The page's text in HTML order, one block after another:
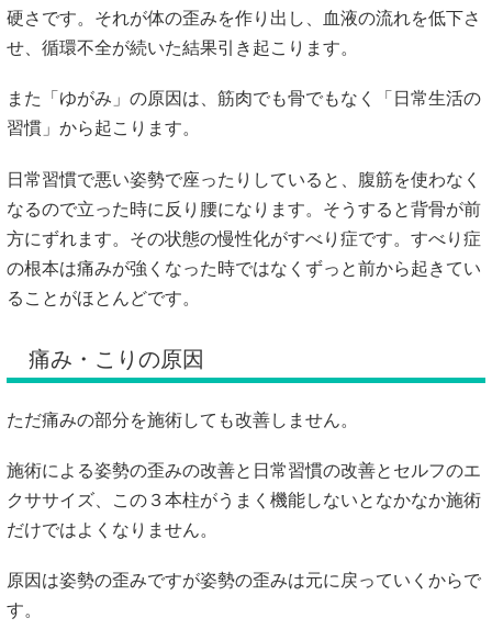
硬さです。それが体の歪みを作り出し、血液の流れを低下さ
せ、循環不全が続いた結果引き起こります。
また「ゆがみ」の原因は、筋肉でも骨でもなく「日常生活の
習慣」から起こります。
日常習慣で悪い姿勢で座ったりしていると、腹筋を使わなく
なるので立った時に反り腰になります。そうすると背骨が前
方にずれます。その状態の慢性化がすべり症です。すべり症
の根本は痛みが強くなった時ではなくずっと前から起きてい
ることがほとんどです。
痛み・こりの原因
ただ痛みの部分を施術しても改善しません。
施術による姿勢の歪みの改善と日常習慣の改善とセルフのエ
クササイズ、この３本柱がうまく機能しないとなかなか施術
だけではよくなりません。
原因は姿勢の歪みですが姿勢の歪みは元に戻っていくからで
す。